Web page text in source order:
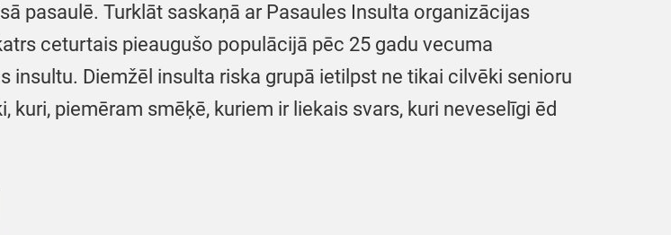
pasaulē. Turklāt saskaņā ar Pasaules Insulta organizācijas
ceturtais pieaugušo populācijā pēc 25 gadu vecuma
insultu. Diemžēl insulta riska grupā ietilpst ne tikai cilvēki senioru
piemēram smēķē, kuriem ir liekais svars, kuri neveselīgi ēd